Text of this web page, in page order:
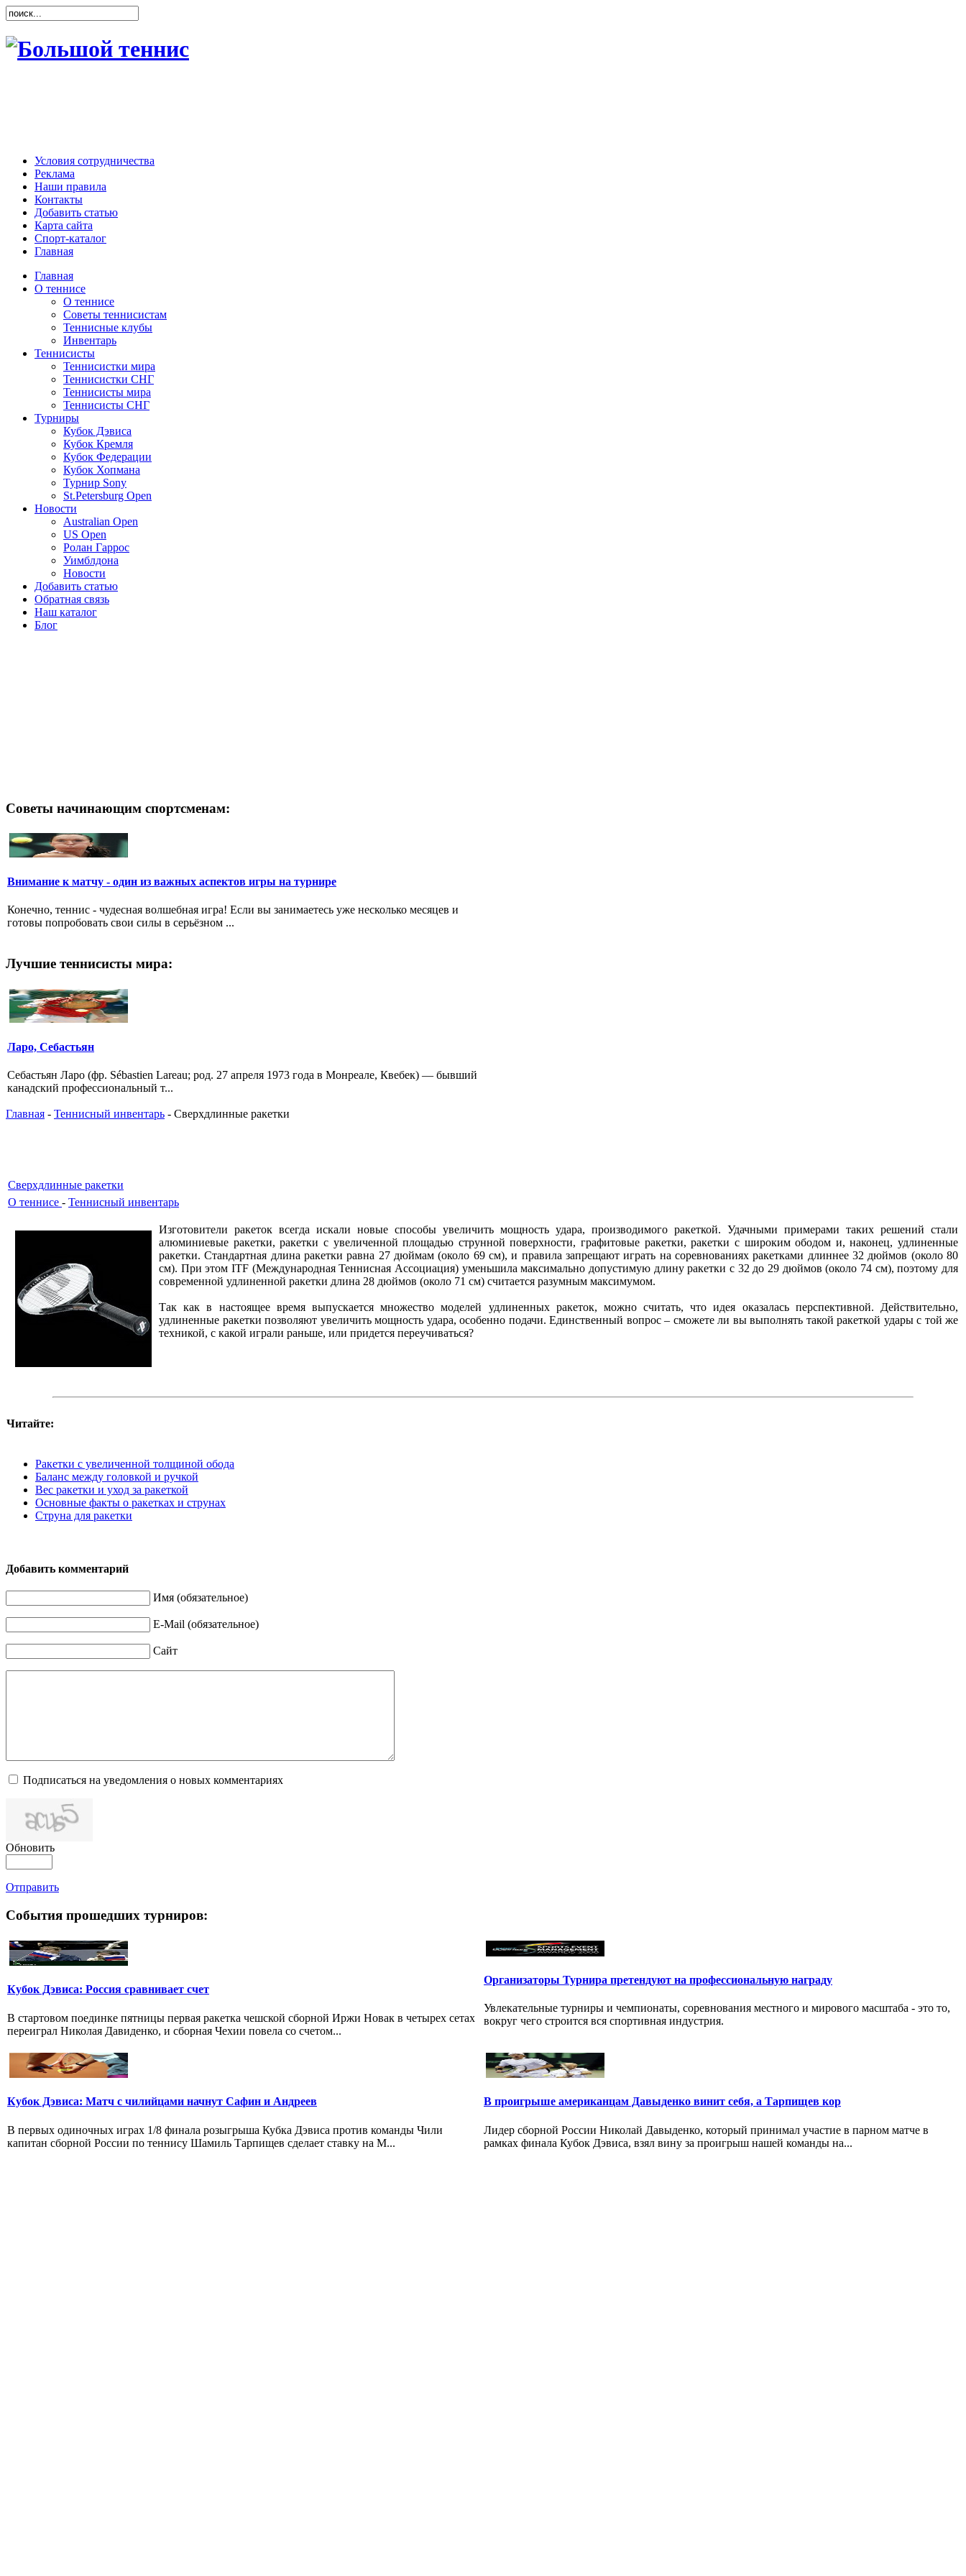
Условия сотрудничества
Реклама
Наши правила
Контакты
Добавить статью
Карта сайта
Спорт-каталог
Главная
Главная
О теннисе
О теннисе
Советы теннисистам
Теннисные клубы
Инвентарь
Теннисисты
Теннисистки мира
Теннисистки СНГ
Теннисисты мира
Теннисисты СНГ
Турниры
Кубок Дэвиса
Кубок Кремля
Кубок Федерации
Кубок Хопмана
Турнир Sony
St.Petersburg Open
Новости
Australian Open
US Open
Ролан Гаррос
Уимблдона
Новости
Добавить статью
Обратная связь
Наш каталог
Блог
Советы начинающим спортсменам:
Внимание к матчу - один из важных аспектов игры на турнире
Конечно, теннис - чудесная волшебная игра! Если вы занимаетесь уже несколько месяцев и
готовы попробовать свои силы в серьёзном ...
Лучшие теннисисты мира:
Ларо, Себастьян
Себастьян Ларо (фр. Sébastien Lareau; род. 27 апреля 1973 года в Монреале, Квебек) — бывший
канадский профессиональный т...
Главная - Теннисный инвентарь - Сверхдлинные ракетки
Сверхдлинные ракетки
О теннисе - Теннисный инвентарь
Изготовители ракеток всегда искали новые способы увеличить мощность удара, производимого ракеткой. Удачными примерами таких решений стали
алюминиевые ракетки, ракетки с увеличенной площадью струнной поверхности, графитовые ракетки, ракетки с широким ободом и, наконец, удлиненные
ракетки. Стандартная длина ракетки равна 27 дюймам (около 69 см), и правила запрещают играть на соревнованиях ракетками длиннее 32 дюймов (около 80
см). При этом ITF (Международная Теннисная Ассоциация) уменьшила максимально допустимую длину ракетки с 32 до 29 дюймов (около 74 см), поэтому для
современной удлиненной ракетки длина 28 дюймов (около 71 см) считается разумным максимумом.
Так как в настоящее время выпускается множество моделей удлиненных ракеток, можно считать, что идея оказалась перспективной. Действительно,
удлиненные ракетки позволяют увеличить мощность удара, особенно подачи. Единственный вопрос – сможете ли вы выполнять такой ракеткой удары с той же
техникой, с какой играли раньше, или придется переучиваться?
Читайте:
Ракетки с увеличенной толщиной обода
Баланс между головкой и ручкой
Вес ракетки и уход за ракеткой
Основные факты о ракетках и струнах
Струна для ракетки
Добавить комментарий
Имя (обязательное)
E-Mail (обязательное)
Сайт
Подписаться на уведомления о новых комментариях
Обновить
Отправить
События прошедших турниров:
Кубок Дэвиса: Россия сравнивает счет
В стартовом поединке пятницы первая ракетка чешской сборной Иржи Новак в четырех сетах
переиграл Николая Давиденко, и сборная Чехии повела со счетом...
Организаторы Турнира претендуют на профессиональную награду
Увлекательные турниры и чемпионаты, соревнования местного и мирового масштаба - это то,
вокруг чего строится вся спортивная индустрия.
Кубок Дэвиса: Матч с чилийцами начнут Сафин и Андреев
В первых одиночных играх 1/8 финала розыгрыша Кубка Дэвиса против команды Чили
капитан сборной России по теннису Шамиль Тарпищев сделает ставку на М...
В проигрыше американцам Давыденко винит себя, а Тарпищев кор
Лидер сборной России Николай Давыденко, который принимал участие в парном матче в
рамках финала Кубок Дэвиса, взял вину за проигрыш нашей команды на...